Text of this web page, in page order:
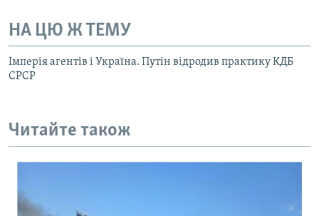
НА ЦЮ Ж ТЕМУ
Імперія агентів і Україна. Путін відродив практику КДБ
СРСР
Читайте також